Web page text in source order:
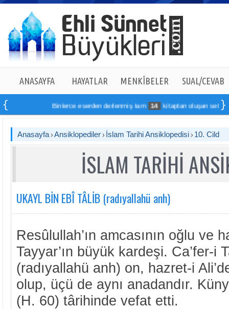
ANASAYFA HAYATLAR MENKÎBELER SUAL/CEVAB
Binlerce eserden derlenmiş tam 14 kitaptan oluşan seti
Anasayfa Ansiklopediler İslam Tarihi Ansiklopedisi 10. Cild
İSLAM TARİHİ
UKAYL BİN EBÎ TÂLİB (radıyallahü anh)
Resûlullah’ın amcasının oğlu ve
Tayyar’ın büyük kardeşi. Ca’fer-i
(radıyallahü anh) on, hazret-i
olup, üçü de aynı anadandır.
(H. 60) târihinde vefat etti.